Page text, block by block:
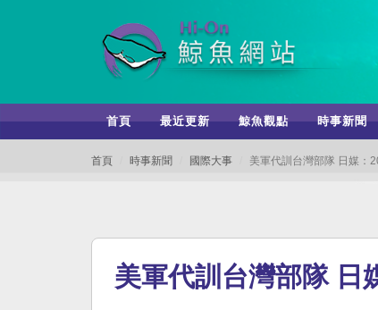
首頁 最近更新 鯨魚觀點 時事新聞
首頁 時事新聞 國際大事 美軍代訓台灣部隊 日媒：
美軍代訓台灣部隊 日